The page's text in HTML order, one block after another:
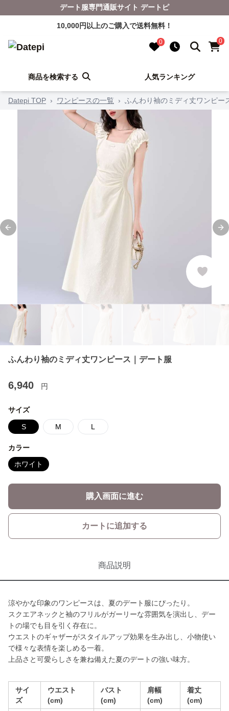
デート服専門通販サイト デートピ
10,000円以上のご購入で送料無料！
0 0
商品を検索する 人気ランキング
Datepi TOP › ワンピースの一覧 › ふんわり袖のミディ丈ワンピー
Previous slide
ふんわり袖のミディ丈ワンピース｜デート服
6,940 円
サイズ
S M L
カラー
ホワイト
購入画面に進む
カートに追加する
商品説明
涼やかな印象のワンピースは、夏のデート服にぴったり。
スクエアネックと袖のフリルがガーリーな雰囲気を演出し、デー
トの場でも目を引く存在に。
ウエストのギャザーがスタイルアップ効果を生み出し、小物使い
で様々な表情を楽しめる一着。
上品さと可愛らしさを兼ね備えた夏のデートの強い味方。
サイ
ズ
ウエスト
(cm)
バスト
(cm)
肩幅
(cm)
着丈
(cm)